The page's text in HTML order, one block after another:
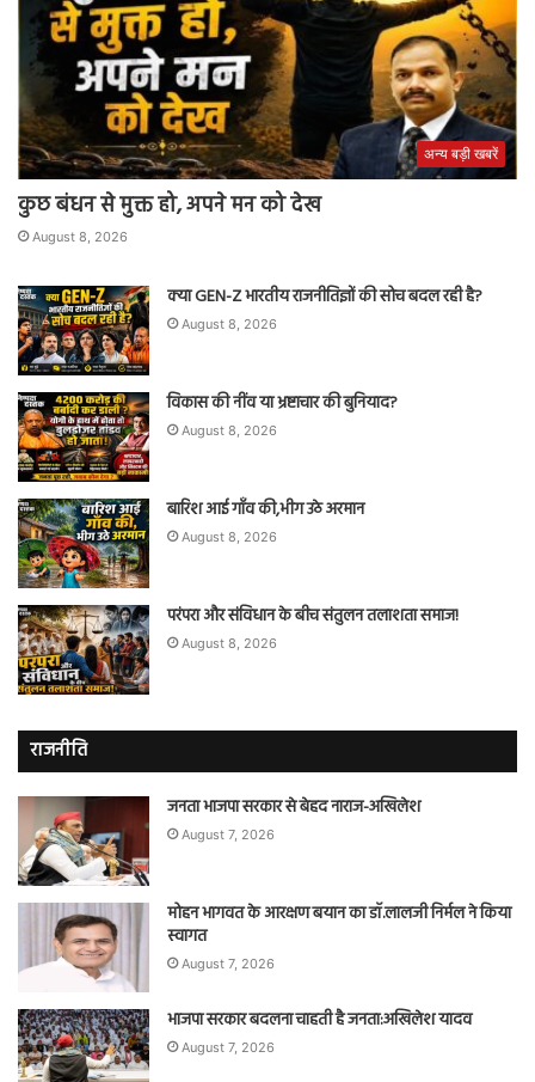
अन्य बड़ी खबरें
कुछ बंधन से मुक्त हो, अपने मन को देख
August 8, 2026
क्या GEN-Z भारतीय राजनीतिज्ञों की सोच बदल रही है?
August 8, 2026
विकास की नींव या भ्रष्टाचार की बुनियाद?
August 8, 2026
बारिश आई गाँव की,भीग उठे अरमान
August 8, 2026
परंपरा और संविधान के बीच संतुलन तलाशता समाज!
August 8, 2026
राजनीति
जनता भाजपा सरकार से बेहद नाराज-अखिलेश
August 7, 2026
मोहन भागवत के आरक्षण बयान का डॉ.लालजी निर्मल ने किया
स्वागत
August 7, 2026
भाजपा सरकार बदलना चाहती है जनता:अखिलेश यादव
August 7, 2026